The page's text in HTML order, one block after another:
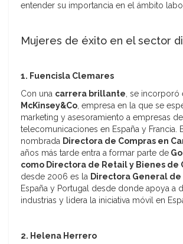
entender su importancia en el ámbito
Mujeres de éxito en el sector
1. Fuencisla Clemares
Con una carrera brillante, se incorporó
McKinsey&Co, empresa en la que se
marketing y asesoramiento a empresas
telecomunicaciones en España y Francia.
nombrada Directora de Compras en
años más tarde entra a formar parte de
como Directora de Retail y Bienes de
desde 2006 es la Directora General de
España y Portugal desde donde apoya a
industrias y lidera la iniciativa móvil en
2. Helena Herrero